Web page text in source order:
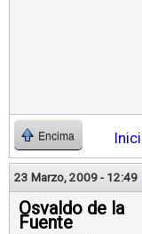
Encima
23 Marzo, 2009 - 12:49
Osvaldo de la
Fuente